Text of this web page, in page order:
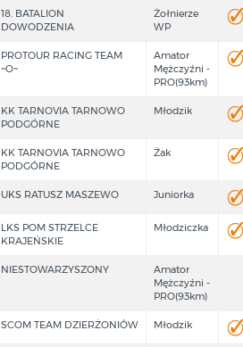
18. BATALION
DOWODZENIA
Żołnierze
WP
PROTOUR RACING TEAM
~O~
Amator
Mężczyźni -
PRO(93km)
KK TARNOVIA TARNOWO
PODGÓRNE
Młodzik
KK TARNOVIA TARNOWO
PODGÓRNE
Żak
UKS RATUSZ MASZEWO Juniorka
LKS POM STRZELCE
KRAJEŃSKIE
Młodziczka
NIESTOWARZYSZONY
Amator
Mężczyźni -
PRO(93km)
SCOM TEAM DZIERŻONIÓW Młodzik